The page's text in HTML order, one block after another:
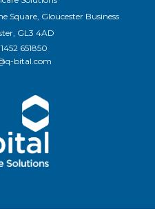
Square, Gloucester Business
GL3 4AD
651850
bital.com